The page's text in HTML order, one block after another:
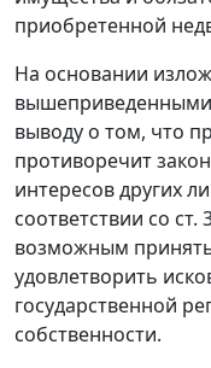
приобретенной
На основании
вышеприведенными
выводу о том, что
противоречит
интересов других
соответствии со ст.
возможным
удовлетворить
государственной
собственности.